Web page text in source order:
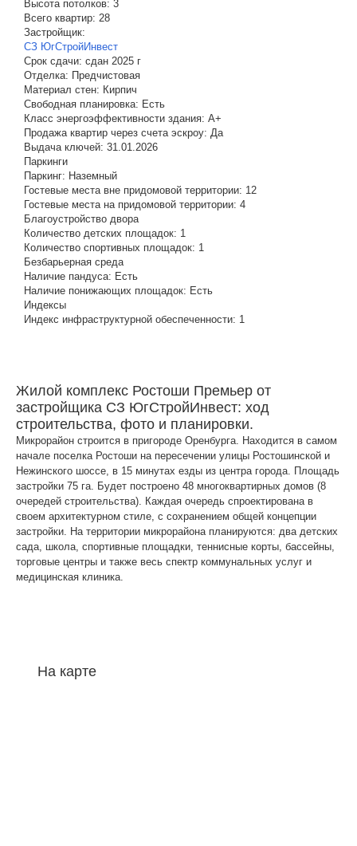
Высота потолков: 3
Всего квартир: 28
Застройщик:
СЗ ЮгСтройИнвест
Срок сдачи: сдан 2025 г
Отделка: Предчистовая
Материал стен: Кирпич
Свободная планировка: Есть
Класс энергоэффективности здания: A+
Продажа квартир через счета эскроу: Да
Выдача ключей: 31.01.2026
Паркинги
Паркинг: Наземный
Гостевые места вне придомовой территории: 12
Гостевые места на придомовой территории: 4
Благоустройство двора
Количество детских площадок: 1
Количество спортивных площадок: 1
Безбарьерная среда
Наличие пандуса: Есть
Наличие понижающих площадок: Есть
Индексы
Индекс инфраструктурной обеспеченности: 1
Жилой комплекс Ростоши Премьер от
застройщика СЗ ЮгСтройИнвест: ход
строительства, фото и планировки.
Микрорайон строится в пригороде Оренбурга. Находится в самом
начале поселка Ростоши на пересечении улицы Ростошинской и
Нежинского шоссе, в 15 минутах езды из центра города. Площадь
застройки 75 га. Будет построено 48 многоквартирных домов (8
очередей строительства). Каждая очередь спроектирована в
своем архитектурном стиле, с сохранением общей концепции
застройки. На территории микрорайона планируются: два детских
сада, школа, спортивные площадки, теннисные корты, бассейны,
торговые центры и также весь спектр коммунальных услуг и
медицинская клиника.
На карте